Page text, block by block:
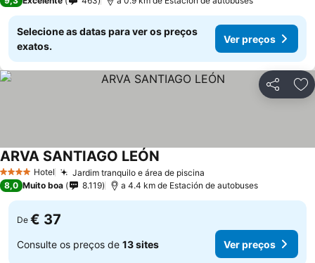
Selecione as datas para ver os preços
exatos.
Ver preços
Partilhar
4 EstrelasHotel Jardim tranquilo e área de piscina
ARVA SANTIAGO LEÓN
8,0 Muito boa 8.119 a 4.4 km de Estación de autobuses
De € 37
Consulte os preços de 13 sites Ver preços